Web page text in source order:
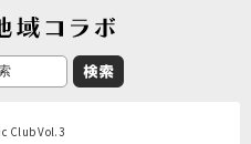
Club Vol.3